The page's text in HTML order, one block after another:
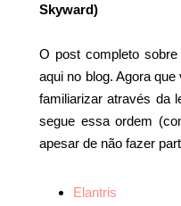
Skyward)
O post completo
aqui no blog. Agora
familiarizar através da
segue essa ordem
apesar de não fazer
Elantris